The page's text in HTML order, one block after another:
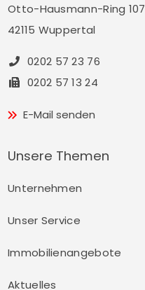
Otto-Hausmann-Ring 107
42115 Wuppertal
0202 57 23 76
0202 57 13 24
E-Mail senden
Unsere Themen
Unternehmen
Unser Service
Immobilienangebote
Aktuelles